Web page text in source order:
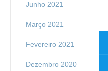
Junho 2021
Março 2021
Fevereiro 2021
Dezembro 2020